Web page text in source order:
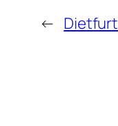
← Dietfurt